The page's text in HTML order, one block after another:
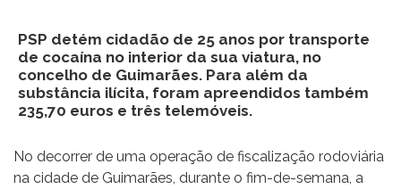
PSP detém cidadão de 25 anos por transporte
de cocaína no interior da sua viatura, no
concelho de Guimarães. Para além da
substância ilícita, foram apreendidos também
235,70 euros e três telemóveis.
No decorrer de uma operação de fiscalização rodoviária
na cidade de Guimarães, durante o fim-de-semana, a